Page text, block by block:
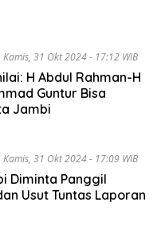
Kamis, 31 Okt 2024 - 17:12 WIB
H Abdul Rahman-H
Guntur Bisa
Jambi
Kamis, 31 Okt 2024 - 17:09 WIB
Diminta Panggil
Usut Tuntas Laporan